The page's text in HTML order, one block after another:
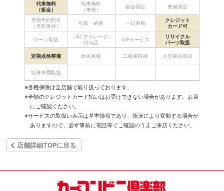
代車無料
（板金）
代車無料
（車検）
板金保証 整備保証
早期予約割引
（早割車検）
引取・納車 一日車検
クレジット
カード可
ローン取扱
JALマイレージ
付与店
VIPサービス
リサイクル
パーツ取扱
定期点検整備 出張見積 二輪車取扱 大型車両取扱
特殊車両取扱
※各種保険は全店舗で取り扱っております。
※全額のクレジットカード払いはお受けできない場合があります。お店
にご確認ください。
※サービスの取扱い表示は基本情報であり、状況により変動する場合が
ありますので、必ず事前に電話等でご確認のうえご来店ください。
店舗詳細TOPに戻る